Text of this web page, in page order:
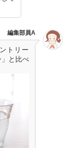
編集部員A
トリー
」と比べ